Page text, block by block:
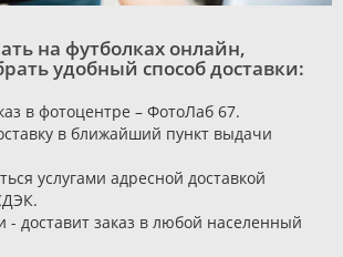
на футболках онлайн,
удобный способ доставки:
в фотоцентре – ФотоЛаб 67.
в ближайший пункт выдачи
услугами адресной доставкой
- доставит заказ в любой населенный